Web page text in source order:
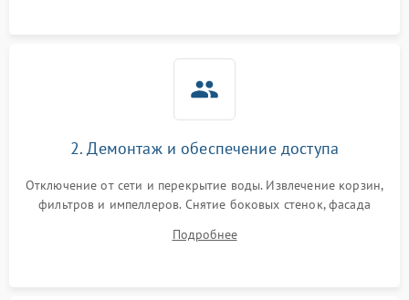
2. Демонтаж и обеспечение доступа
Отключение от сети и перекрытие воды. Извлечение корзин,
фильтров и импеллеров. Снятие боковых стенок, фасада
циркуляционному насосу, ТЭНу и сливной помпе.
Подробнее